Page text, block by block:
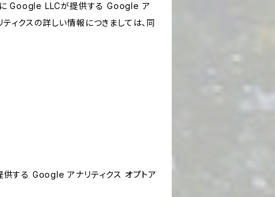
上に Google LLCが提供する Google ア
ィクスの詳しい情報につきましては、同
する Google アナリティクス オプトア